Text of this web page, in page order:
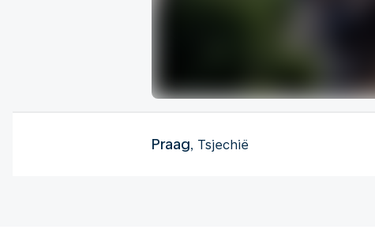
Praag, Tsjechië